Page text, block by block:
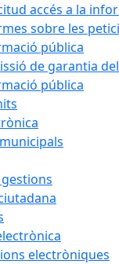
accés a la
sobre les
pública
de garantia
pública
electròniques